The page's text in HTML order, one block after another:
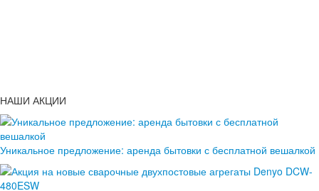
НАШИ АКЦИИ
Уникальное предложение: аренда бытовки с бесплатной вешалкой